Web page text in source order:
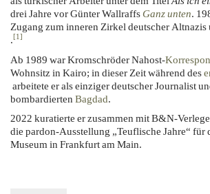
drei Jahre vor Günter WallraffsGanz unten.
Zugang zum inneren Zirkel deutscher Altnazis
.[1]
Ab 1989 war Kromschröder Nahost-
Wohnsitz in Kairo; in dieser Zeit während des
arbeitete er als einziger deutscher Journalist
bombardiertenBagdad.
2022 kuratierte er zusammen mit B&N-
die pardon-Ausstellung „Teuflische Jahre“ für
Museum in Frankfurt am Main.